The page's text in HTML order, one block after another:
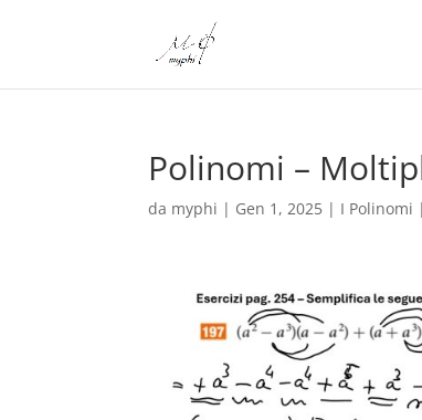
Polinomi –
da myphi | Gen 1, 2025 | I Polinomi